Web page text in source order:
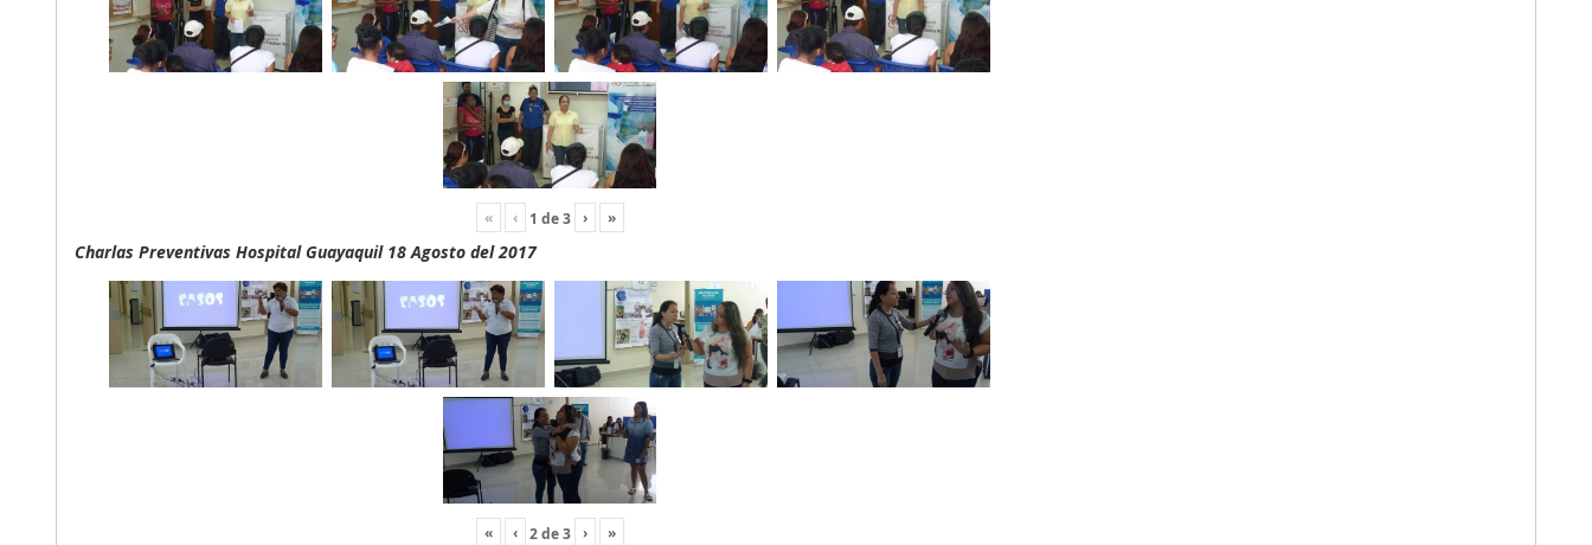
« ‹ 1 de3 › »
Charlas Preventivas Hospital Guayaquil 18 Agosto del 2017
« ‹ 2de3 › »